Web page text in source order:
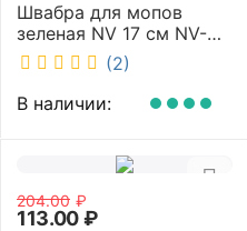
Швабра для мопов
зеленая NV 17 см NV-
MOP107G (2)
В наличии:
204.00 ₽
113.00₽